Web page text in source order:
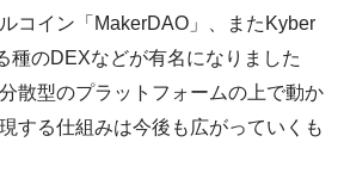
コイン「MakerDAO」、またKyber
種のDEXなどが有名になりました
散型のプラットフォームの上で動か
する仕組みは今後も広がっていくも